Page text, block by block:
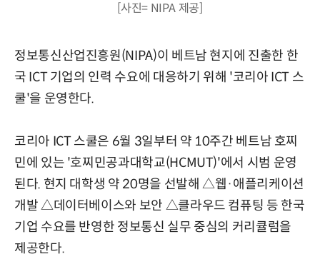
[사진= NIPA 제공]
정보통신산업진흥원(NIPA)이 베트남 현지에 진출한 한
국 ICT 기업의 인력 수요에 대응하기 위해 '코리아 ICT 스
쿨'을 운영한다.
코리아 ICT 스쿨은 6월 3일부터 약 10주간 베트남 호찌
민에 있는 '호찌민공과대학교(HCMUT)'에서 시범 운영
된다. 현지 대학생 약 20명을 선발해 △웹·애플리케이션
개발 △데이터베이스와 보안 △클라우드 컴퓨팅 등 한국
기업 수요를 반영한 정보통신 실무 중심의 커리큘럼을
제공한다.